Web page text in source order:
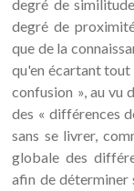
degré de
degré de
que de la
qu'en écartant tout
confusion », au vu
des « différences
sans se livrer,
globale des
afin de déterminer